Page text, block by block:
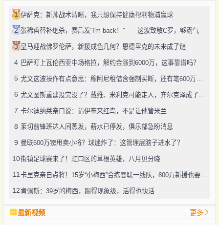
1 伊萨克：新帅战术清晰，我只想保持健康帮利物浦赢球
2 张稀哲替补绝杀，赛后发“I'm back！”——这波致敬C罗，够霸气
3 皇马迎战佛罗伦萨，新援成色几何？恩德里克的未来成了谜
4 巴萨盯上瓦伦西亚中场格拉，解约金涨到6000万，这事靠谱吗？
5
6
7 卡尔迪纳莱亲口说：请伊布来红鸟，不是让他管米兰
8 莱切前锋班达人间蒸发，薪水已停发，俱乐部急盼消息
9 曼联600万镑甩卖小将？球迷炸了：这管理层脑子进水了？
10街镇足球赛来了！虹口区的草根英雄，八月见分晓
11 卡里克亲自点将！15岁“小梅西”合练曼联一线队，800万新援也要露脸
12 肯佩斯：39岁的梅西，踢得现象级，活得也快活
最新视频 更多